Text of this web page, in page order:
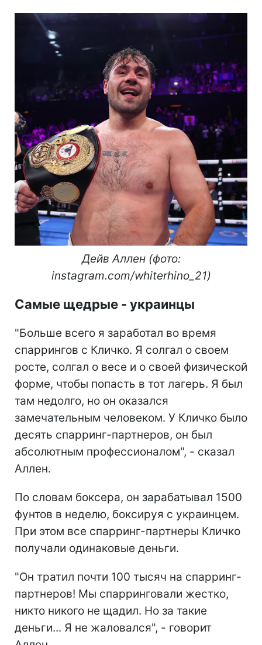
Дейв Аллен (фото:
instagram.com/whiterhino_21)
Самые щедрые - украинцы
"Больше всего я заработал во время
спаррингов с Кличко. Я солгал о своем
росте, солгал о весе и о своей физической
форме, чтобы попасть в тот лагерь. Я был
там недолго, но он оказался
замечательным человеком. У Кличко было
десять спарринг-партнеров, он был
абсолютным профессионалом", - сказал
Аллен.
По словам боксера, он зарабатывал 1500
фунтов в неделю, боксируя с украинцем.
При этом все спарринг-партнеры Кличко
получали одинаковые деньги.
"Он тратил почти 100 тысяч на спарринг-
партнеров! Мы спарринговали жестко,
никто никого не щадил. Но за такие
деньги... Я не жаловался", - говорит